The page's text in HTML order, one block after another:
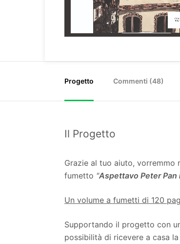
Progetto Commenti (48)
Il Progetto
Grazie al tuo aiuto,
fumetto "Aspettavo Peter
Un volume a fumetti di 120
Supportando il progetto con
possibilità di ricevere a casa